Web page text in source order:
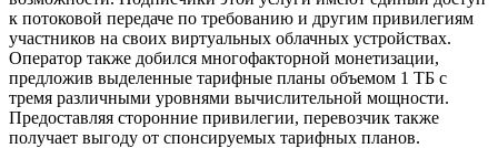
к потоковой передаче по требованию и другим привилегиям
участников на своих виртуальных облачных устройствах.
Оператор также добился многофакторной монетизации,
предложив выделенные тарифные планы объемом 1 ТБ с
тремя различными уровнями вычислительной мощности.
Предоставляя сторонние привилегии, перевозчик также
получает выгоду от спонсируемых тарифных планов.